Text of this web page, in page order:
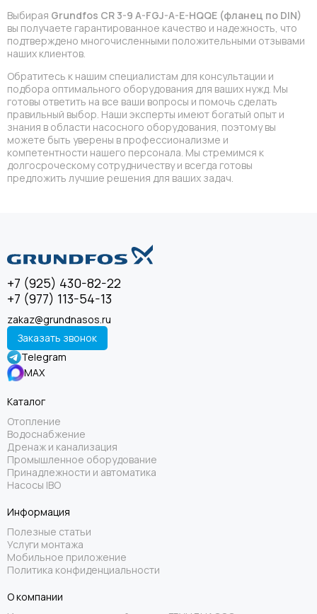
Выбирая Grundfos CR 3-9 A-FGJ-A-E-HQQE (фланец по DIN)
вы получаете гарантированное качество и надежность, что
подтверждено многочисленными положительными отзывами
наших клиентов.
Обратитесь к нашим специалистам для консультации и
подбора оптимального оборудования для ваших нужд. Мы
готовы ответить на все ваши вопросы и помочь сделать
правильный выбор. Наши эксперты имеют богатый опыт и
знания в области насосного оборудования, поэтому вы
можете быть уверены в профессионализме и
компетентности нашего персонала. Мы стремимся к
долгосроческому сотрудничеству и всегда готовы
предложить лучшие решения для ваших задач.
+7 (925) 430-82-22
+7 (977) 113-54-13
zakaz@grundnasos.ru
Заказать звонок
Telegram
MAX
Каталог
Отопление
Водоснабжение
Дренаж и канализация
Промышленное оборудование
Принадлежности и автоматика
Насосы IBO
Информация
Полезные статьи
Услуги монтажа
Мобильное приложение
Политика конфиденциальности
О компании